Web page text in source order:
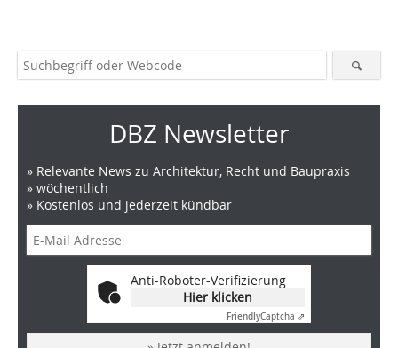
DBZ Newsletter
» Relevante News zu Architektur, Recht und Baupraxis
» wöchentlich
» Kostenlos und jederzeit kündbar
Anti-Roboter-Verifizierung
Hier klicken
FriendlyCaptcha ⇗